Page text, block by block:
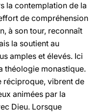
la contemplation de la
de compréhension
à son tour, reconnaît
la soutient au
amples et élevés. Ici
théologie monastique.
réciproque, vibrent de
animées par la
Dieu. Lorsque